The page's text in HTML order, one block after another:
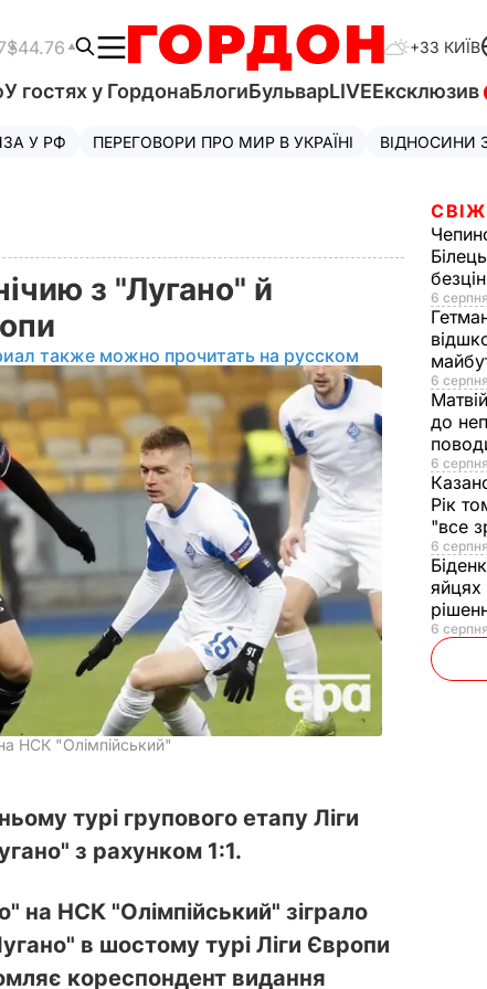
$44.76 +33 КИЇВ
У гостях у ГордонаБлогиБульварLIVEЕксклюзив
У РФ ПЕРЕГОВОРИ ПРО МИР В УКРАЇНІ ВІДНОСИНИ
з "Лугано" й
также можно прочитать на русском
НСК "Олімпійський"
турі групового етапу Ліги
з рахунком 1:1.
на НСК "Олімпійський" зіграло
в шостому турі Ліги Європи
кореспондент видання
6
6
до
6
Рік
"все
6
яйцях
6